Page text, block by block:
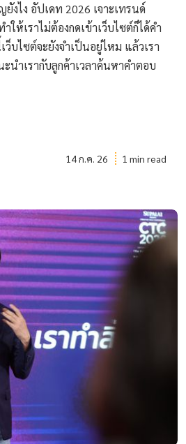
ยังไง อัปเดท 2026 เจาะเทรนด์
ให้เราไม่ต้องกดเข้าเว็บไซต์ก็ได้คำ
บไซต์จะยังจำเป็นอยู่ไหม แล้วเรา
นำเรากับลูกค้าเวลาค้นหาคำตอบ
14 ก.ค. 26 1 min read